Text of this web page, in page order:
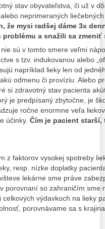
stav obyvateľstva, či už v
neprimeraných
že mysi radšej dáme 3x
a snažili sa
sú v tomto smere veľmi
s tzv. indukovanou alebo
napríklad lieky len od
odmenu či províziu. Alebo
si zdravotný stav pacienta
je predpísaný zbytočne, je
ročne enormne veľa
účinky. Čím je pacient
z faktorov vysokej spotreby
resp. nízke doplatky
lekárne sme práve
porovnaní so zahraničím sme
výdavkoch na lieky
porovnávame sa s